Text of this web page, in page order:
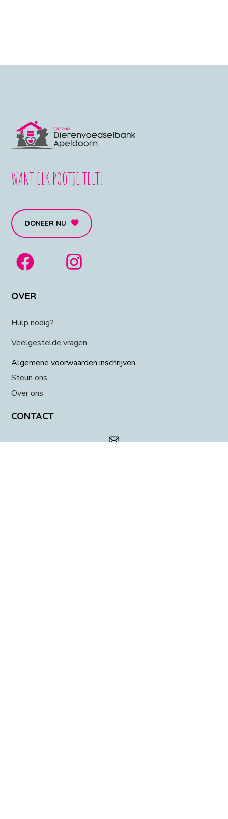
WANT ELK POOTJE TELT!
DONEER NU
OVER
Hulp nodig?
Veelgestelde vragen
Algemene voorwaarden inschrijven
Steun ons
Over ons
CONTACT